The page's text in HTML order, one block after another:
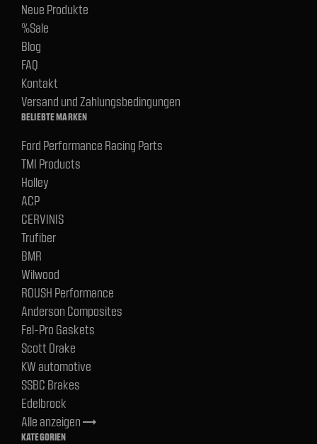
Neue Produkte
%Sale
Blog
FAQ
Kontakt
Versand und Zahlungsbedingungen
BELIEBTE MARKEN
Ford Performance Racing Parts
TMI Products
Holley
ACP
CERVINIS
Trufiber
BMR
Wilwood
ROUSH Performance
Anderson Composites
Fel-Pro Gaskets
Scott Drake
KW automotive
SSBC Brakes
Edelbrock
Alle anzeigentrending_flat
KATEGORIEN